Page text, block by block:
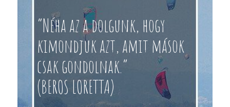
“Néha az a dolgunk, hogy
kimondjuk azt, amit mások
csak gondolnak.”
(BEROS LORETTA)